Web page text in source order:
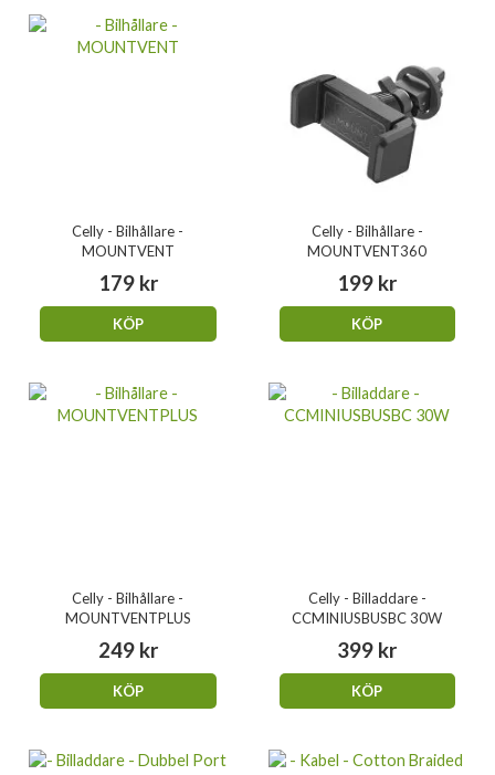
Celly - Bilhållare -
MOUNTVENT
179 kr
KÖP
Celly - Bilhållare -
MOUNTVENT360
199 kr
KÖP
Celly - Bilhållare -
MOUNTVENTPLUS
249 kr
KÖP
Celly - Billaddare -
CCMINIUSBUSBC 30W
399 kr
KÖP